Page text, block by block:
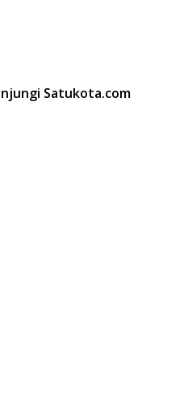
Satukota.com